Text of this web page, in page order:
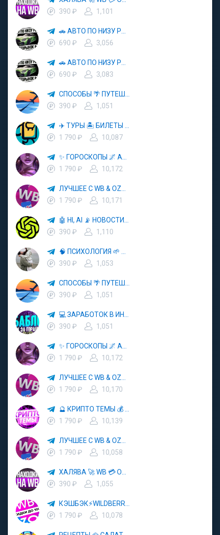
390 ₽
1,101
690 ₽
3,056
690 ₽
3,083
390 ₽
1,051
1 790 ₽
10,087
1 790 ₽
10,172
1 790 ₽
10,171
390 ₽
1,110
390 ₽
1,053
390 ₽
1,051
390 ₽
1,051
1 790 ₽
10,172
1 790 ₽
10,170
1 790 ₽
10,139
1 790 ₽
10,058
390 ₽
1,055
1 790 ₽
10,078